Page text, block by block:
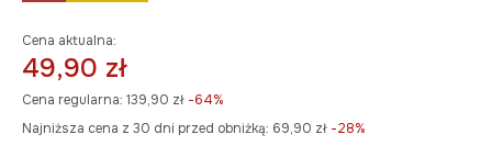
Cena aktualna:
49,90 zł
Cena regularna: 139,90 zł -64%
Najniższa cena z 30 dni przed obniżką: 69,90 zł -28%